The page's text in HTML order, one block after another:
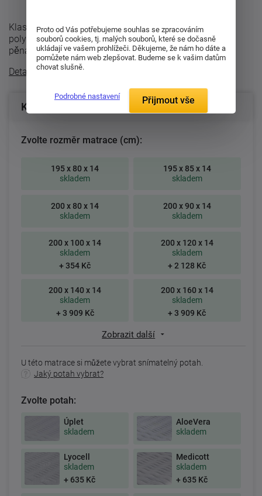
Klasická sendvičová matrace s jádrem z pojeného
polyuretanu. Nosnou vrstvu matrace tvoří oboustranně
pěna MediFoam, o objemové ...
Detailní popis
Konfigurace produktu
Zvolte rozměr matrace (cm):
195 x 80 x 14
skladem
195 x 85 x 14
skladem
200 x 80 x 14
skladem
200 x 90 x 14
skladem
200 x 100 x 14
skladem
+ 354 Kč
200 x 120 x 14
skladem
+ 2 128 Kč
200 x 140 x 14
skladem
+ 3 909 Kč
200 x 160 x 14
skladem
+ 3 909 Kč
Zobrazit další
U této matrace si můžete vybrat snímatelný potah.
Jaký potah vybrat?
Zvolte potah:
Úplet
skladem
AloeVera
skladem
Lyocell
skladem
+ 635 Kč
Medicott
skladem
+ 635 Kč
Proto od Vás potřebujeme souhlas se zpracováním
souborů cookies, tj. malých souborů, které se dočasně
ukládají ve vašem prohlížeči. Děkujeme, že nám ho dáte a
pomůžete nám web zlepšovat. Budeme se k vašim datům
chovat slušně.
Podrobné nastavení Přijmout vše